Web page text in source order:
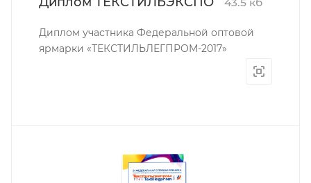
Диплом участника Федеральной оптовой
ярмарки «ТЕКСТИЛЬЛЕГПРОМ-2017»